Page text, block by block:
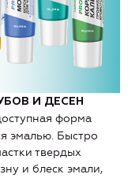
И ДЕСЕН
форма
эмалью. Быстро
твердых
и блеск эмали,